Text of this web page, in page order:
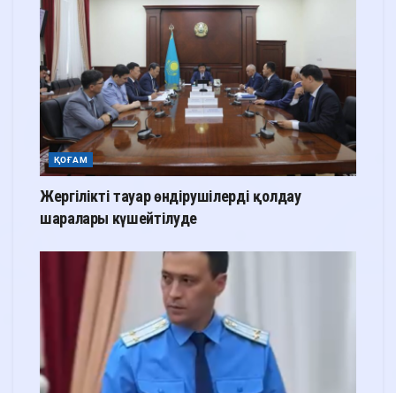
ҚОҒАМ
Жергілікті тауар өндірушілерді қолдау
шаралары күшейтілуде